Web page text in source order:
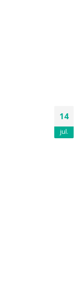
14
jul.